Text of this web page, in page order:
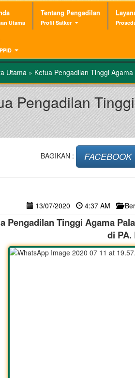
Utama
Tentang Pengadilan
Profil Satker
Utama » Ketua Pengadilan Tinggi
Pengadilan
BAGIKAN : FACEBOOK
13/07/2020 4:37 AM
Pengadilan Tinggi Agama
di PA.